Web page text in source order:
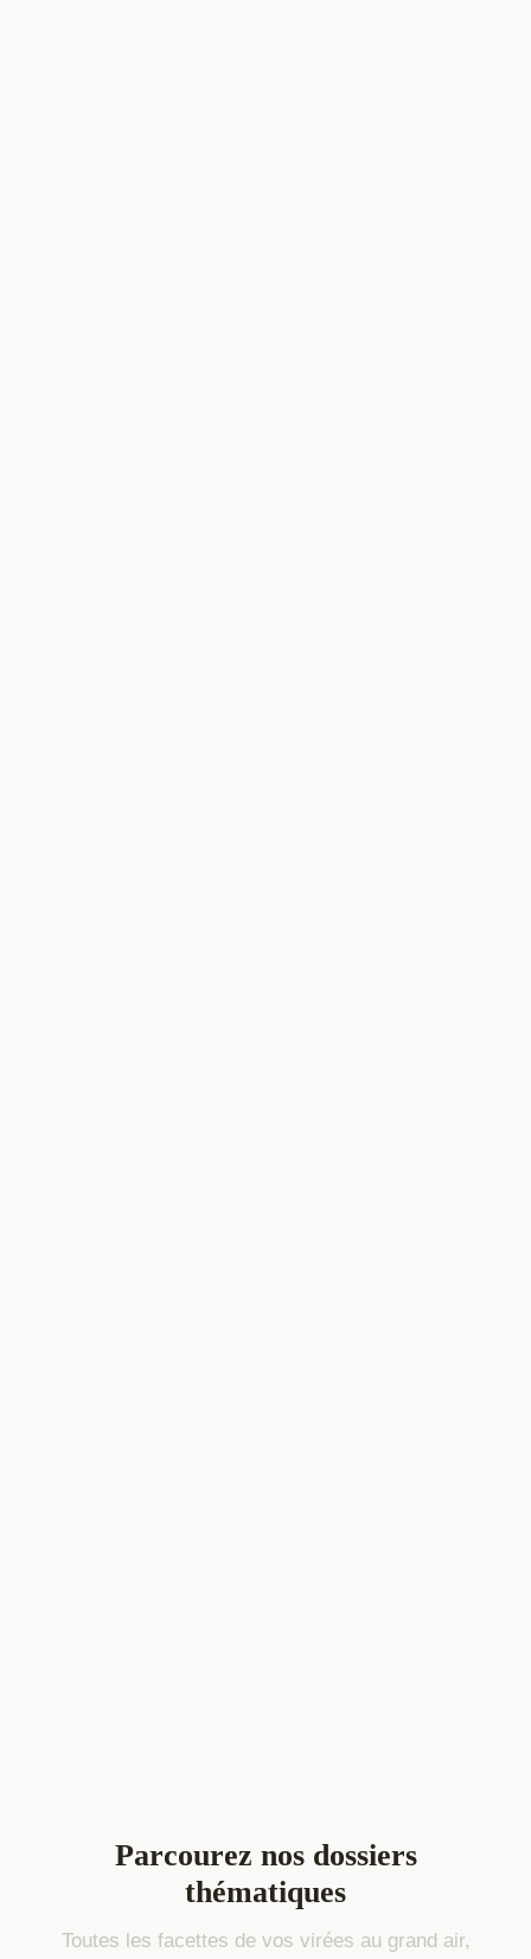
Parcourez nos dossiers
thématiques
Toutes les facettes de vos virées au grand air,